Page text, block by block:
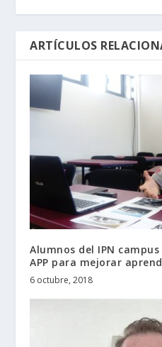
ARTÍCULOS
Alumnos del IPN
APP para mejorar
6 octubre, 2018